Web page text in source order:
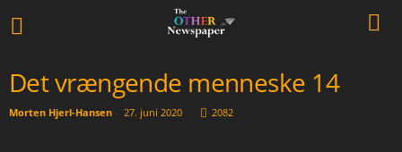
Det vrængende menneske 14
Morten Hjerl-Hansen - 27. juni 2020 2082